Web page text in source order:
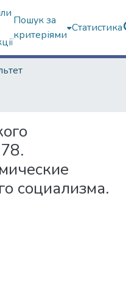
Пошук за
критеріями
Статистика
социализма.